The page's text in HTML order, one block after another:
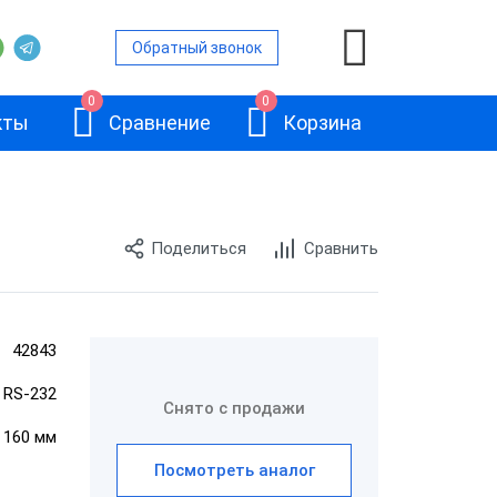
Обратный звонок
0
Сравнение
0
Корзина
Поделиться Сравнить
42843
232
160 мм
Снято с продажи
Посмотреть аналог